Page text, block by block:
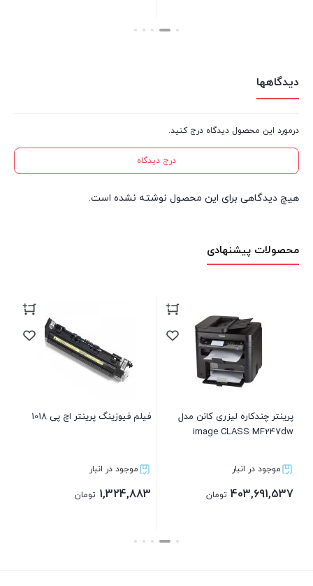
دیدگاهها
درمورد این محصول دیدگاه درج کنید.
درج دیدگاه
هیچ دیدگاهی برای این محصول نوشته نشده است.
محصولات پیشنهادی
پرینتر چندکاره لیزری کانن مدل
image CLASS MF247dw
موجود در انبار
403,691,537 تومان
فیلم فیوزینگ پرینتر اچ پی 1018
موجود در انبار
1,324,883 تومان